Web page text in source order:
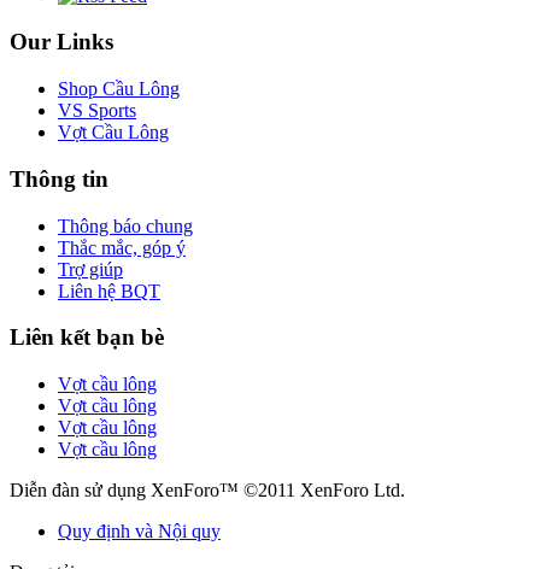
Our Links
Shop Cầu Lông
VS Sports
Vợt Cầu Lông
Thông tin
Thông báo chung
Thắc mắc, góp ý
Trợ giúp
Liên hệ BQT
Liên kết bạn bè
Vợt cầu lông
Vợt cầu lông
Vợt cầu lông
Vợt cầu lông
Diễn đàn sử dụng XenForo™ ©2011 XenForo Ltd.
Quy định và Nội quy